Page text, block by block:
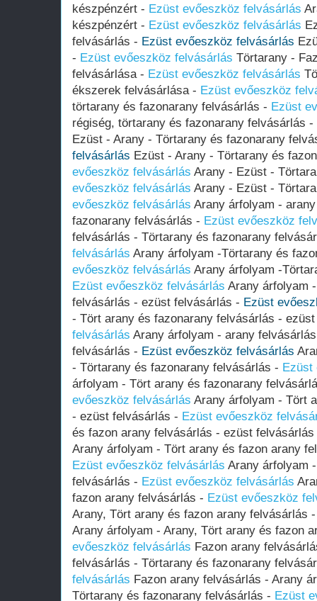
készpénzért - Ezüst evőeszköz felvásárlás
készpénzért - Ezüst evőeszköz felvásárlás
felvásárlás - Ezüst evőeszköz felvásárlás
- Ezüst evőeszköz felvásárlás Törtarany -
felvásárlása - Ezüst evőeszköz felvásárlás
ékszerek felvásárlása - Ezüst evőeszköz
törtarany és fazonarany felvásárlás - Ezüst
régiség, törtarany és fazonarany felvásárlás -
Ezüst - Arany - Törtarany és fazonarany
felvásárlás Ezüst - Arany - Törtarany és
evőeszköz felvásárlás Arany - Ezüst -
evőeszköz felvásárlás Arany - Ezüst -
evőeszköz felvásárlás Arany árfolyam -
fazonarany felvásárlás - Ezüst evőeszköz
felvásárlás - Törtarany és fazonarany
felvásárlás Arany árfolyam -Törtarany és
evőeszköz felvásárlás Arany árfolyam -
Ezüst evőeszköz felvásárlás Arany árfolyam
felvásárlás - ezüst felvásárlás - Ezüst
- Tört arany és fazonarany felvásárlás -
felvásárlás Arany árfolyam - arany
felvásárlás - Ezüst evőeszköz felvásárlás
- Törtarany és fazonarany felvásárlás - Ezüst
árfolyam - Tört arany és fazonarany
evőeszköz felvásárlás Arany árfolyam - Tört
- ezüst felvásárlás - Ezüst evőeszköz
és fazon arany felvásárlás - ezüst
Arany árfolyam - Tört arany és fazon arany
Ezüst evőeszköz felvásárlás Arany árfolyam
felvásárlás - Ezüst evőeszköz felvásárlás
fazon arany felvásárlás - Ezüst evőeszköz
Arany, Tört arany és fazon arany felvásárlás
Arany árfolyam - Arany, Tört arany és fazon
evőeszköz felvásárlás Fazon arany
felvásárlás - Törtarany és fazonarany
felvásárlás Fazon arany felvásárlás - Arany
Törtarany és fazonarany felvásárlás - Ezüst